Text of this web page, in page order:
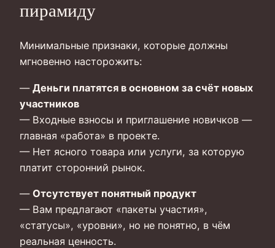
пирамиду
Минимальные признаки, которые должны
мгновенно насторожить:
— Деньги платятся в основном за счёт новых
участников
— Входные взносы и приглашение новичков —
главная «работа» в проекте.
— Нет ясного товара или услуги, за которую
платит сторонний рынок.
— Отсутствует понятный продукт
— Вам предлагают «пакеты участия»,
«статусы», «уровни», но не понятно, в чём
реальная ценность.